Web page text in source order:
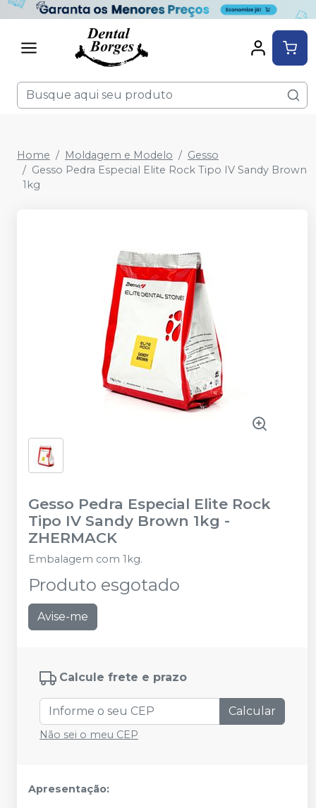
Home Moldagem e Modelo
Gesso
Gesso Pedra Especial Elite Rock Tipo IV Sandy Brown
1kg
Gesso Pedra Especial Elite Rock
Tipo IV Sandy Brown 1kg -
ZHERMACK
Embalagem com 1kg.
Produto esgotado
Avise-me
Calcule frete e prazo
Calcular
Não sei o meu CEP
Apresentação: